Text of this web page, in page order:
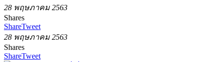
28 พฤษภาคม 2563
Shares
ShareTweet
28 พฤษภาคม 2563
Shares
ShareTweet